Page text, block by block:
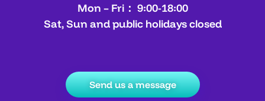
Mon – Fri： 9:00-18:00
Sat, Sun and public holidays closed
Send us a message